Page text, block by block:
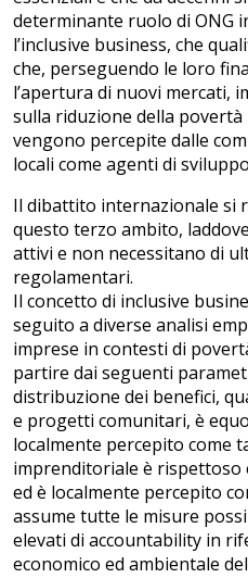
determinante ruolo di ONG
l’inclusive business, che
che, perseguendo le loro
l’apertura di nuovi mercati,
sulla riduzione della
vengono percepite dalle
locali come agenti di
Il dibattito internazionale si
questo terzo ambito,
attivi e non necessitano di
regolamentari.
Il concetto di inclusive
seguito a diverse analisi
imprese in contesti di
partire dai seguenti
distribuzione dei benefici,
e progetti comunitari, è
localmente percepito come
imprenditoriale è rispettoso
ed è localmente percepito
assume tutte le misure
elevati di accountability in
economico ed ambientale